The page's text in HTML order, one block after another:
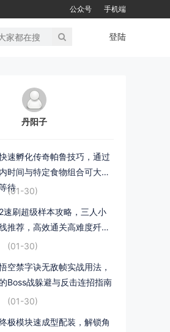
公众号 手机端
登陆
丹阳子
速孵化传奇帕鲁技巧，通过
时间与特定食物组合可大幅
待
(01-30)
速刷超级样本攻略，三人小
推荐，高效通关高难度歼灭
(01-30)
空禁字诀无敌帧实战用法，
Boss战躲避与反击连招指南
(01-30)
极模块速成型配装，解锁角